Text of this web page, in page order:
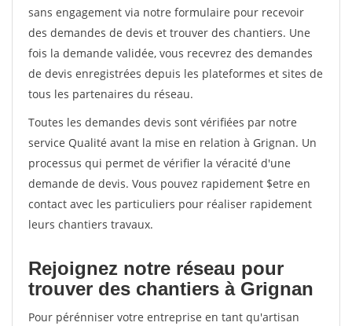
sans engagement via notre formulaire pour recevoir
des demandes de devis et trouver des chantiers. Une
fois la demande validée, vous recevrez des demandes
de devis enregistrées depuis les plateformes et sites de
tous les partenaires du réseau.
Toutes les demandes devis sont vérifiées par notre
service Qualité avant la mise en relation à Grignan. Un
processus qui permet de vérifier la véracité d'une
demande de devis. Vous pouvez rapidement $etre en
contact avec les particuliers pour réaliser rapidement
leurs chantiers travaux.
Rejoignez notre réseau pour
trouver des chantiers à Grignan
Pour pérénniser votre entreprise en tant qu'artisan